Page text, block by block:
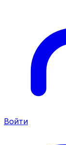
Войти